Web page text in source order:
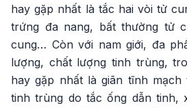
hay gặp nhất là tắc hai vòi tử
trứng đa nang, bất thường tử
cung… Còn với nam giới, đa
lượng, chất lượng tinh trùng,
hay gặp nhất là giãn tĩnh
tinh trùng do tắc ống dẫn tinh,